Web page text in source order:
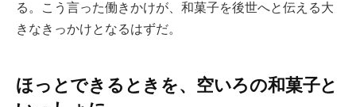
る。こう言った働きかけが、和菓子を後世へと伝える大
きなきっかけとなるはずだ。
ほっとできるときを、空いろの和菓子と